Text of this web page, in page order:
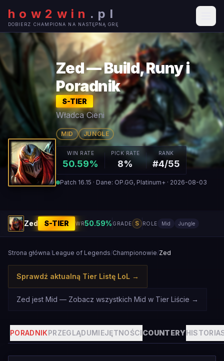
how2win . pl
DOBIERZ CHAMPIONA NA NASTĘPNĄ GRĘ
Zed — Build, Runy i
Poradnik
S-TIER
Władca Cieni
MID JUNGLE
WIN RATE
50.59%
PICK RATE
8%
RANK
#4/55
Patch 16.15 · Dane: OP.GG, Platinum+ · 2026-08-03
Zed S-TIER WR50.59% GRADE S ROLE Mid Jungle
Strona główna/League of Legends/Championowie/Zed
Sprawdź aktualną Tier Listę LoL →
Zed jest Mid — Zobacz wszystkich Mid w Tier Liście →
PORADNIKPRZEGLĄDUMIEJĘTNOŚCICOUNTERYHISTORIA